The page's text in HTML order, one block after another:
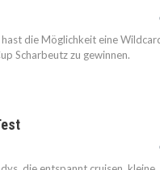
hast die Möglichkeit eine
Scharbeutz zu gewinnen.